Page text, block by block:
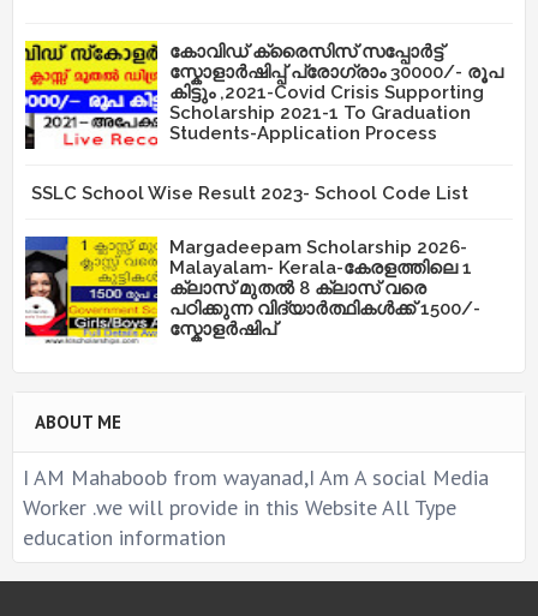
കോവിഡ് ക്രൈസിസ് സപ്പോർട്ട്
സ്കോളാർഷിപ്പ് പ്രോഗ്രാം 30000/- രൂപ
കിട്ടും ,2021-Covid Crisis Supporting
Scholarship 2021-1 To Graduation
Students-Application Process
SSLC School Wise Result 2023- School Code List
Margadeepam Scholarship 2026-
Malayalam- Kerala-കേരളത്തിലെ 1
ക്ലാസ് മുതൽ 8 ക്ലാസ് വരെ
പഠിക്കുന്ന വിദ്യാർത്ഥികൾക്ക് 1500/-
സ്കോളർഷിപ്
ABOUT ME
I AM Mahaboob from wayanad,I Am A social Media
Worker .we will provide in this Website All Type
education information